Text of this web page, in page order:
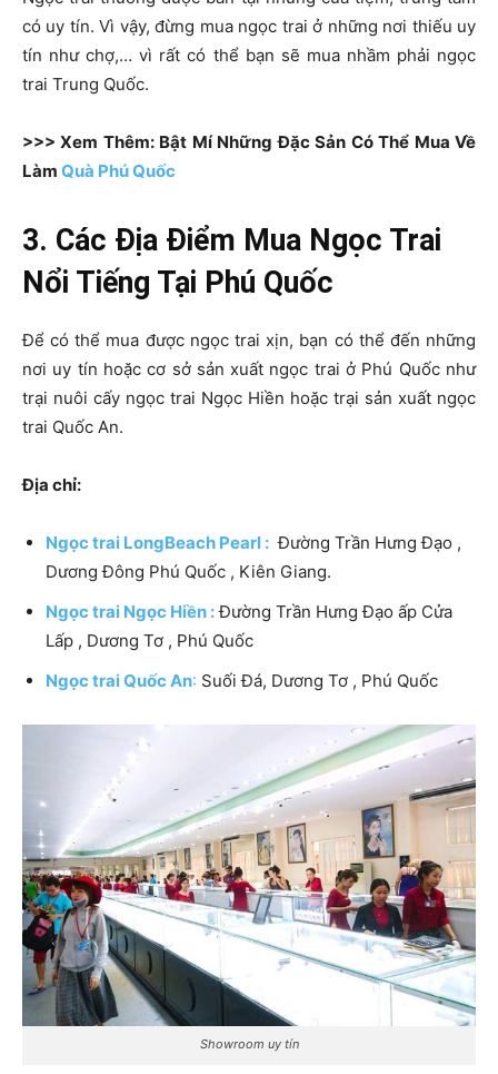
có uy tín. Vì vậy, đừng mua ngọc trai ở những nơi thiếu uy
tín như chợ,… vì rất có thể bạn sẽ mua nhầm phải ngọc
trai Trung Quốc.
>>> Xem Thêm: Bật Mí Những Đặc Sản Có Thể Mua Về
Làm Quà Phú Quốc
3. Các Địa Điểm Mua Ngọc Trai
Nổi Tiếng Tại Phú Quốc
Để có thể mua được ngọc trai xịn, bạn có thể đến những
nơi uy tín hoặc cơ sở sản xuất ngọc trai ở Phú Quốc như
trại nuôi cấy ngọc trai Ngọc Hiền hoặc trại sản xuất ngọc
trai Quốc An.
Địa chỉ:
Ngọc trai LongBeach Pearl : Đường Trần Hưng Đạo ,
Dương Đông Phú Quốc , Kiên Giang.
Ngọc trai Ngọc Hiền :Đường Trần Hưng Đạo ấp Cửa
Lấp , Dương Tơ , Phú Quốc
Ngọc trai Quốc An: Suối Đá, Dương Tơ , Phú Quốc
Showroom uy tín